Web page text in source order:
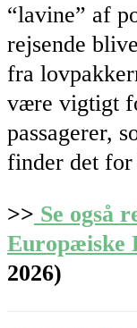
“lavine” af
rejsende
fra
være vigtigt
passagerer,
finder det for
>> Se også
Europæiske
2026)